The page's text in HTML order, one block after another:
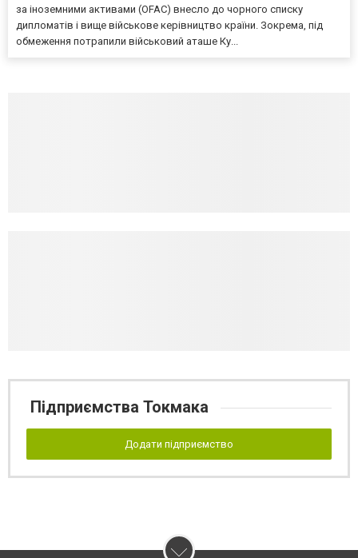
за іноземними активами (OFAC) внесло до чорного списку
дипломатів і вище військове керівництво країни. Зокрема, під
обмеження потрапили військовий аташе Ку...
Підприємства Токмака
Додати підприємство